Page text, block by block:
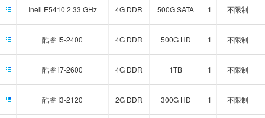
Inell E5410 2.33 GHz 4G DDR 500G SATA 1 不限制
酷睿 I5-2400 4G DDR 500G HD 1 不限制
酷睿 i7-2600 4G DDR 1TB 1 不限制
酷睿 I3-2120 2G DDR 300G HD 1 不限制